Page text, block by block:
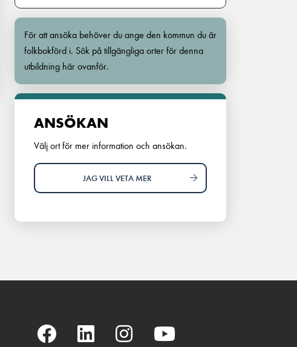
För att ansöka behöver du ange den kommun du är
folkbokförd i. Sök på tillgängliga orter för denna
utbildning här ovanför.
ANSÖKAN
Välj ort för mer information och ansökan.
JAG VILL VETA MER